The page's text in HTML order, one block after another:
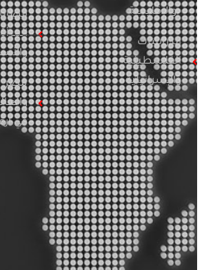
والإقليمية
الدراسات
الفلسطينية
والإسرائيلية
قضايا
المرأة
مصر
والعالم
في